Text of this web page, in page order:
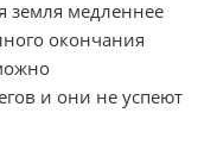
земля медленнее
окончания
и они не успеют